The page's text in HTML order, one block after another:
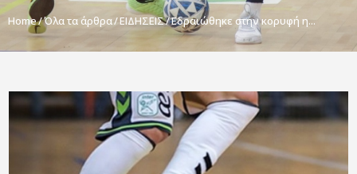
Home Όλα τα άρθρα ΕΙΔΗΣΕΙΣ Εδραιώθηκε στην κορυφή η...
ΔΙΟΡΓΑΝΩΣΕΙΣ
ΠΡΟΕΘΝΙΚΕΣ ΟΜΑΔΕΣ
ΝΕΑ
ΣΥΝΕΝΤΕΥΞΕΙΣ
VIDEO